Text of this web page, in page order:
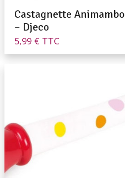
Castagnette Animambo
– Djeco
5,99 € TTC